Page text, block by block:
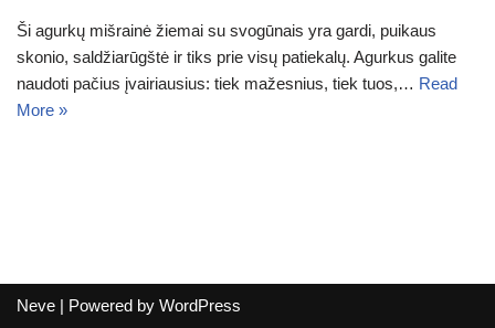
Ši agurkų mišrainė žiemai su svogūnais yra gardi, puikaus
skonio, saldžiarūgštė ir tiks prie visų patiekalų. Agurkus galite
naudoti pačius įvairiausius: tiek mažesnius, tiek tuos,… Read
More »
Neve | Powered by WordPress